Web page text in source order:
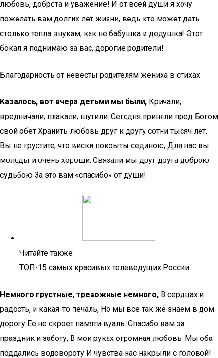
любовь, доброта и уважение! И от всей души я хочу
пожелать вам долгих лет жизни, ведь кто может дать
столько тепла внукам, как не бабушка и дедушка! Этот
бокал я поднимаю за вас, дорогие родители!
Благодарность от невесты родителям жениха в стихах
Казалось, вот вчера детьми мы были, Кричали,
вредничали, плакали, шутили. Сегодня приняли пред Богом
свой обет Хранить любовь друг к другу сотни тысяч лет.
Вы не грустите, что виски покрыты сединою, Для нас вы
молоды и очень хороши. Связали мы друг друга доброю
судьбою За это вам «спасибо» от души!
Читайте также:
ТОП-15 самых красивых телеведущих России
Немного грустные, тревожные немного, В сердцах и
радость, и какая-то печаль, Но мы все так же знаем в дом
дорогу Ее не скроет памяти вуаль. Спасибо вам за
праздник и заботу, В мои руках огромная любовь. Мы оба
поддались водовороту И чувства нас накрыли с головой!